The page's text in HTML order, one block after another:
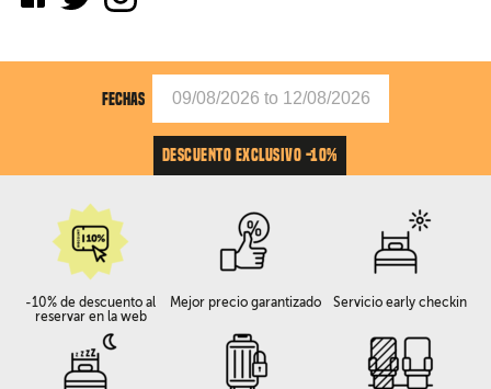
FECHAS
DESCUENTO EXCLUSIVO -10%
-10% de descuento al
reservar en la web
Mejor precio garantizado Servicio early checkin